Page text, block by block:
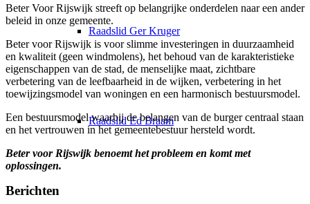
Raadslid Ger Kruger
Raadslid Ed Braam
Beter Voor Rijswijk streeft op belangrijke onderdelen naar een ander
beleid in onze gemeente.
Beter voor Rijswijk is voor slimme investeringen in duurzaamheid
en kwaliteit (geen windmolens), het behoud van de karakteristieke
eigenschappen van de stad, de menselijke maat, zichtbare
verbetering van de leefbaarheid in de wijken, verbetering in het
toewijzingsmodel van woningen en een harmonisch bestuursmodel.
Een bestuursmodel waarbij de belangen van de burger centraal staan
en het vertrouwen in het gemeentebestuur hersteld wordt.
Beter voor Rijswijk benoemt het probleem en komt met
oplossingen.
Berichten